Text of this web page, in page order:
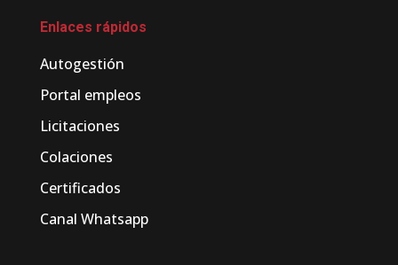
Enlaces rápidos
Autogestión
Portal empleos
Licitaciones
Colaciones
Certificados
Canal Whatsapp